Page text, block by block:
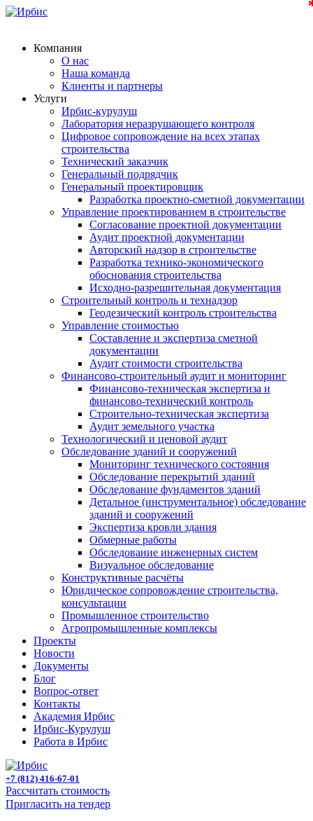
Компания
О нас
Наша команда
Клиенты и партнеры
Услуги
Ирбис-курулуш
Лаборатория неразрушающего контроля
Цифровое сопровождение на всех этапах
строительства
Технический заказчик
Генеральный подрядчик
Генеральный проектировщик
Разработка проектно-сметной документации
Управление проектированием в строительстве
Согласование проектной документации
Аудит проектной документации
Авторский надзор в строительстве
Разработка технико-экономического
обоснования строительства
Исходно-разрешительная документация
Строительный контроль и технадзор
Геодезический контроль строительства
Управление стоимостью
Составление и экспертиза сметной
документации
Аудит стоимости строительства
Финансово-строительный аудит и мониторинг
Финансово-техническая экспертиза и
финансово-технический контроль
Строительно-техническая экспертиза
Аудит земельного участка
Технологический и ценовой аудит
Обследование зданий и сооружений
Мониторинг технического состояния
Обследование перекрытий зданий
Обследование фундаментов зданий
Детальное (инструментальное) обследование
зданий и сооружений
Экспертиза кровли здания
Обмерные работы
Обследование инженерных систем
Визуальное обследование
Конструктивные расчёты
Юридическое сопровождение строительства,
консультации
Промышленное строительство
Агропромышленные комплексы
Проекты
Новости
Документы
Блог
Вопрос-ответ
Контакты
Академия Ирбис
Ирбис-Курулуш
Работа в Ирбис
+7 (812) 416-67-01
Рассчитать стоимость
Пригласить на тендер